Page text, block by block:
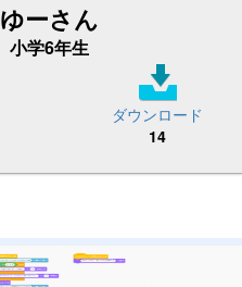
ゆーさん
小学6年生
ダウンロード
14